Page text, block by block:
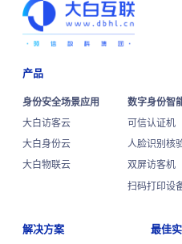
产品
身份安全场景应用
大白访客云
大白身份云
大白物联云
数字身份智
可信认证机
人脸识别核
双屏访客机
扫码打印设
解决方案 最佳